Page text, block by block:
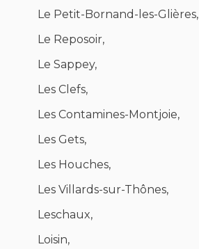
Le Petit-Bornand-les-Glières,
Le Reposoir,
Le Sappey,
Les Clefs,
Les Contamines-Montjoie,
Les Gets,
Les Houches,
Les Villards-sur-Thônes,
Leschaux,
Loisin,